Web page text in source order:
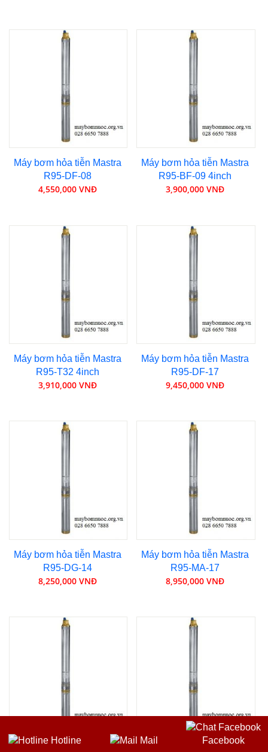
Hotline Mail Facebook
Máy bơm hỏa tiễn Mastra
R95-DF-08
4,550,000 VNĐ
Máy bơm hỏa tiễn Mastra
R95-BF-09 4inch
3,900,000 VNĐ
Máy bơm hỏa tiễn Mastra
R95-T32 4inch
3,910,000 VNĐ
Máy bơm hỏa tiễn Mastra
R95-DF-17
9,450,000 VNĐ
Máy bơm hỏa tiễn Mastra
R95-DG-14
8,250,000 VNĐ
Máy bơm hỏa tiễn Mastra
R95-MA-17
8,950,000 VNĐ